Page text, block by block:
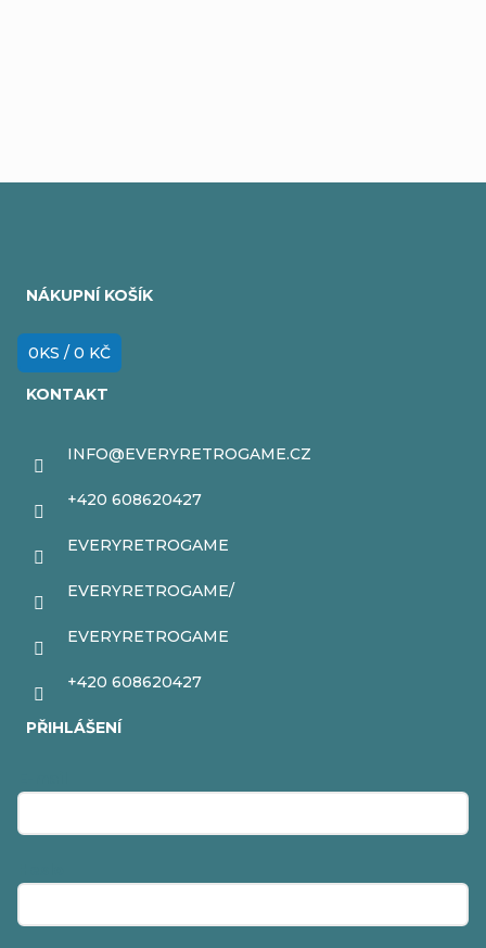
NÁKUPNÍ KOŠÍK
0KS / 0 KČ
KONTAKT
INFO@EVERYRETROGAME.CZ
+420 608620427
EVERYRETROGAME
EVERYRETROGAME/
EVERYRETROGAME
+420 608620427
PŘIHLÁŠENÍ